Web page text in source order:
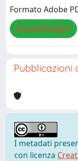
Formato Adobe
Visualizza/Apri
Pubblicazioni
I metadati
con licenza